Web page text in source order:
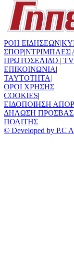
ΡΟΗ ΕΙΔΗΣΕΩΝ|
ΣΠΟΡ|ΝΤΡΙΜΠΛΕΣ|
ΠΡΩΤΟΣΕΛΙΔΟ | TV
ΕΠΙΚΟΙΝΩΝΙΑ|
TAYTOTHTA|
ΟΡΟΙ ΧΡΗΣΗΣ|
COOKIES|
ΕΙΔΟΠΟΙΗΣΗ
ΔΗΛΩΣΗ
ΠΟΛΙΤΗΣ
© Developed by P.C